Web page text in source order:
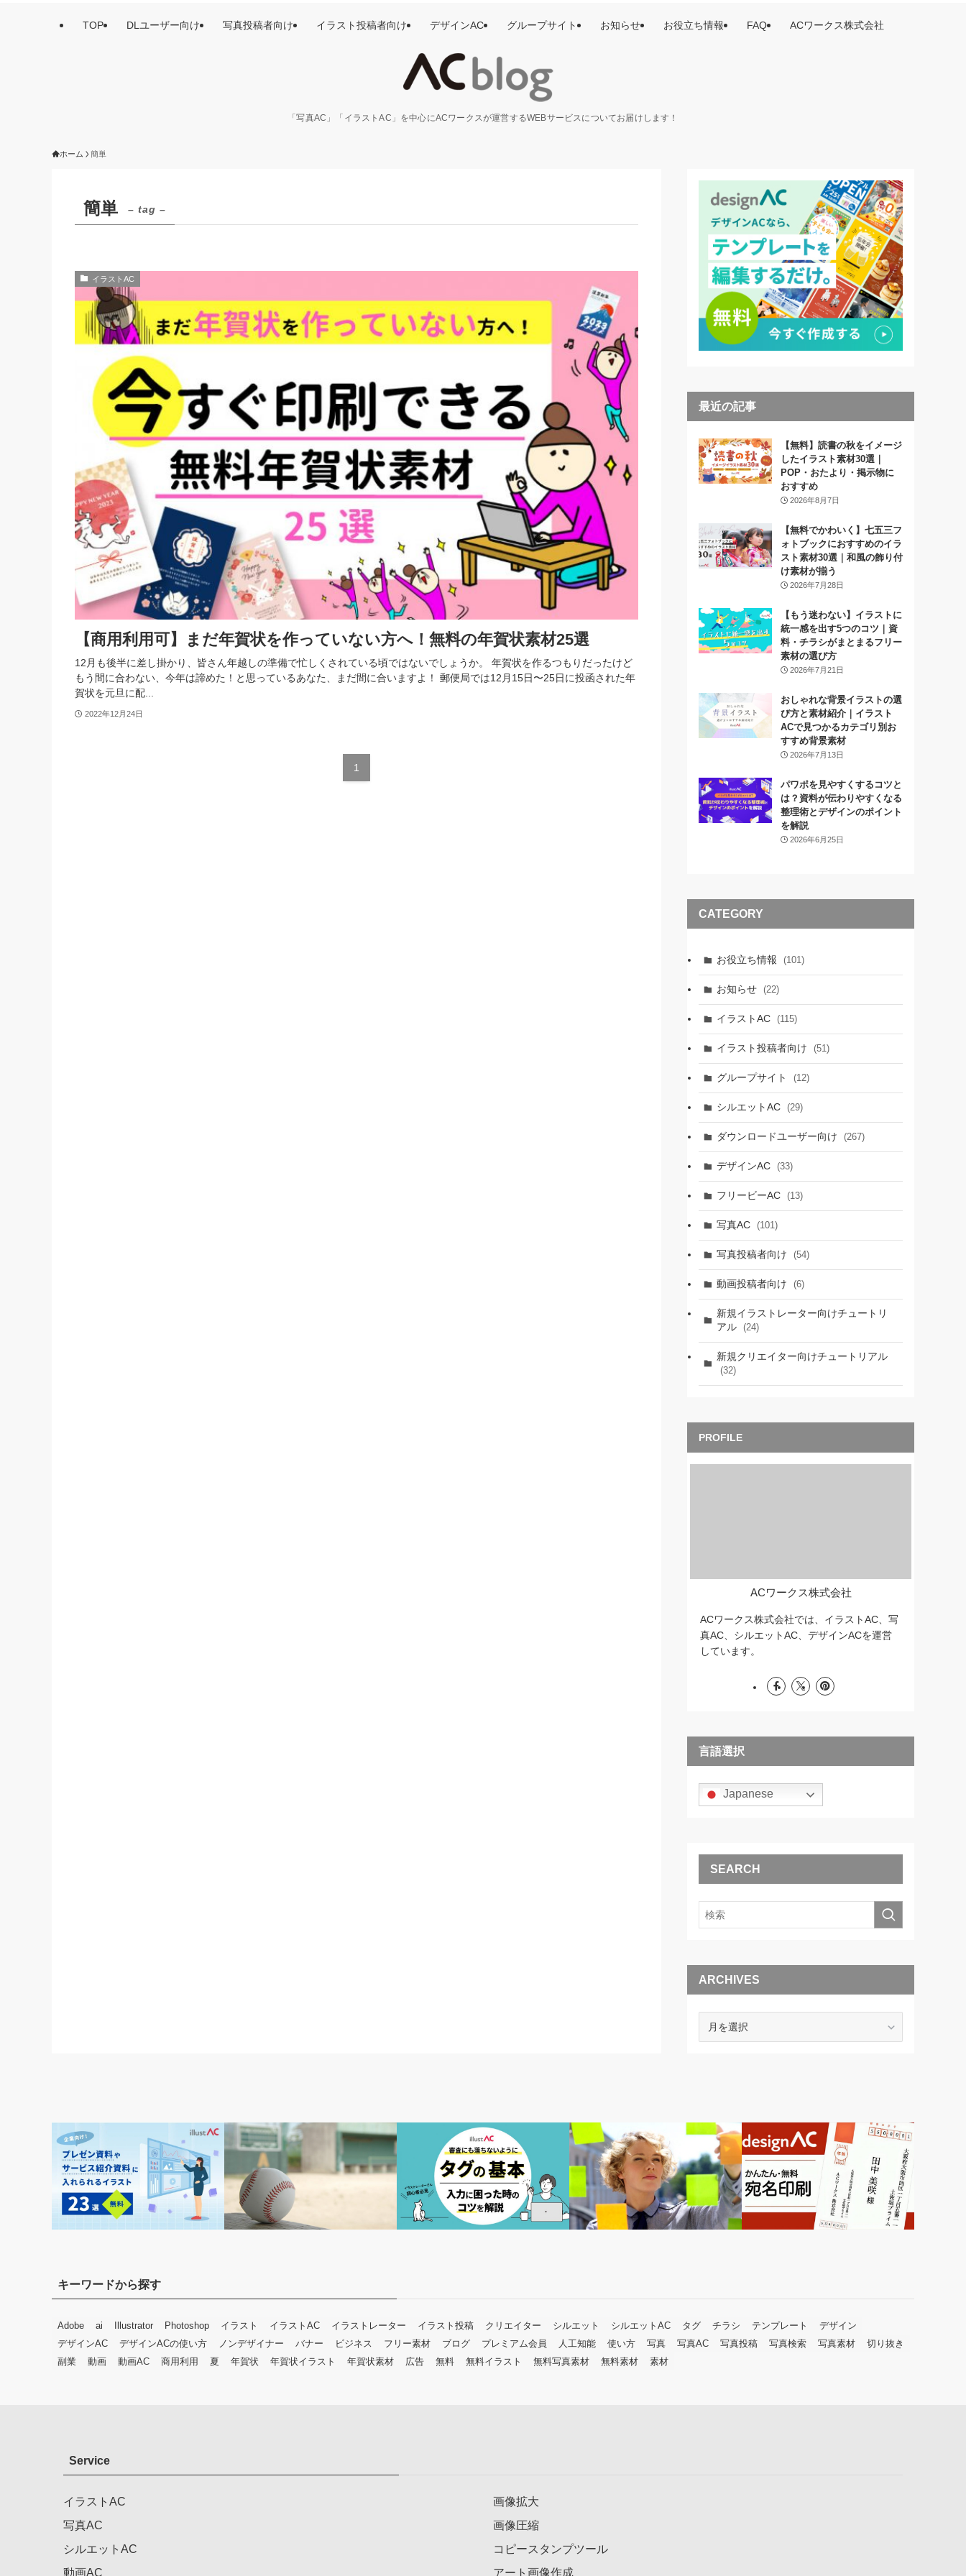
「写真AC」「イラストAC」を中心にACワークスが運営するWEBサービスについてお届けします！
TOP DLユーザー向け 写真投稿者向け イラスト投稿者向け デザインAC グループサイト お知らせ お役立ち情報 FAQ ACワークス株式会社
ホーム 簡単
簡単 – tag –
イラストAC
【商用利用可】まだ年賀状を作っていない方へ！無料の年賀状素材25選
12月も後半に差し掛かり、皆さん年越しの準備で忙しくされている頃ではないでしょうか。 年賀状を作るつもりだったけど
もう間に合わない、今年は諦めた！と思っているあなた、まだ間に合いますよ！ 郵便局では12月15日〜25日に投函された年
賀状を元旦に配...
2022年12月24日
1
最近の記事
【無料】読書の秋をイメージ
したイラスト素材30選｜
POP・おたより・掲示物に
おすすめ
2026年8月7日
【無料でかわいく】七五三フ
ォトブックにおすすめのイラ
スト素材30選｜和風の飾り付
け素材が揃う
2026年7月28日
【もう迷わない】イラストに
統一感を出す5つのコツ｜資
料・チラシがまとまるフリー
素材の選び方
2026年7月21日
おしゃれな背景イラストの選
び方と素材紹介｜イラスト
ACで見つかるカテゴリ別お
すすめ背景素材
2026年7月13日
パワポを見やすくするコツと
は？資料が伝わりやすくなる
整理術とデザインのポイント
を解説
2026年6月25日
CATEGORY
お役立ち情報 (101)
お知らせ (22)
イラストAC (115)
イラスト投稿者向け (51)
グループサイト (12)
シルエットAC (29)
ダウンロードユーザー向け (267)
デザインAC (33)
フリービーAC (13)
写真AC (101)
写真投稿者向け (54)
動画投稿者向け (6)
新規イラストレーター向けチュートリ
アル (24)
新規クリエイター向けチュートリアル
(32)
ACワークス株式会社
ACワークス株式会社では、イラストAC、写
真AC、シルエットAC、デザインACを運営
しています。
言語選択
Japanese
SEARCH
ARCHIVES
ARCHIVES
キーワードから探す
Adobe ai Illustrator Photoshop イラスト イラストAC イラストレーター イラスト投稿 クリエイター シルエット シルエットAC タグ チラシ テンプレート
デザイン
デザインAC
デザインACの使い方 ノンデザイナー バナー ビジネス フリー素材 ブログ プレミアム会員 人工知能 使い方 写真 写真AC 写真投稿 写真検索 写真素材
切り抜き
副業
動画 動画AC 商用利用 夏 年賀状 年賀状イラスト 年賀状素材 広告 無料 無料イラスト 無料写真素材 無料素材 素材
Service
イラストAC
写真AC
シルエットAC
動画AC
画像拡大
画像圧縮
コピースタンプツール
アート画像作成